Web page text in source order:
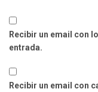
Recibir un email con
entrada.
Recibir un email con